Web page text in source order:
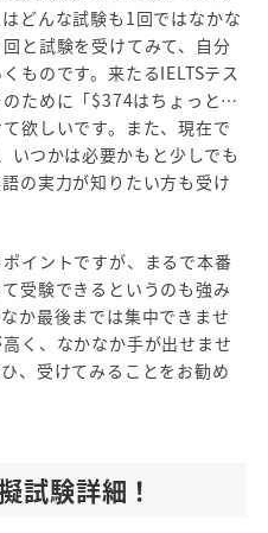
どんな試験も1回ではなかな
と試験を受けてみて、自分
ものです。来たるIELTSテス
のために「$374はちょっと…
欲しいです。また、現在で
いつかは必要かもと少しでも
の実力が知りたい方も受け
イントですが、まるで本番
受験できるというのも強み
か最後までは集中できませ
く、なかなか手が出せませ
、受けてみることをお勧め
試験詳細！